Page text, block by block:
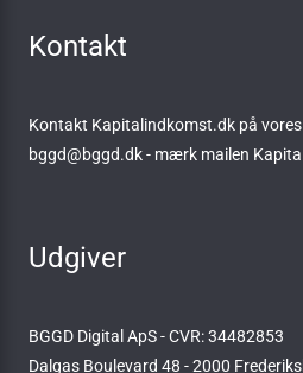
Kontakt
Kontakt Kapitalindkomst.dk på
bggd@bggd.dk- mærk mailen
Udgiver
BGGD Digital ApS - CVR: 34482853
Dalgas Boulevard 48 - 2000